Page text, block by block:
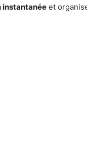
instantanée et